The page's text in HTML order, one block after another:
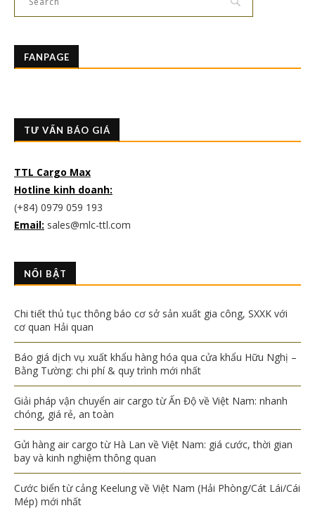
FANPAGE
TƯ VẤN BÁO GIÁ
TTL Cargo Max
Hotline kinh doanh:
(+84) 0979 059 193
Email: sales@mlc-ttl.com
NỔI BẬT
Chi tiết thủ tục thông báo cơ sở sản xuất gia công, SXXK với
cơ quan Hải quan
Báo giá dịch vụ xuất khẩu hàng hóa qua cửa khẩu Hữu Nghị –
Bằng Tường: chi phí & quy trình mới nhất
Giải pháp vận chuyển air cargo từ Ấn Độ về Việt Nam: nhanh
chóng, giá rẻ, an toàn
Gửi hàng air cargo từ Hà Lan về Việt Nam: giá cước, thời gian
bay và kinh nghiệm thông quan
Cước biển từ cảng Keelung về Việt Nam (Hải Phòng/Cát Lái/Cái
Mép) mới nhất